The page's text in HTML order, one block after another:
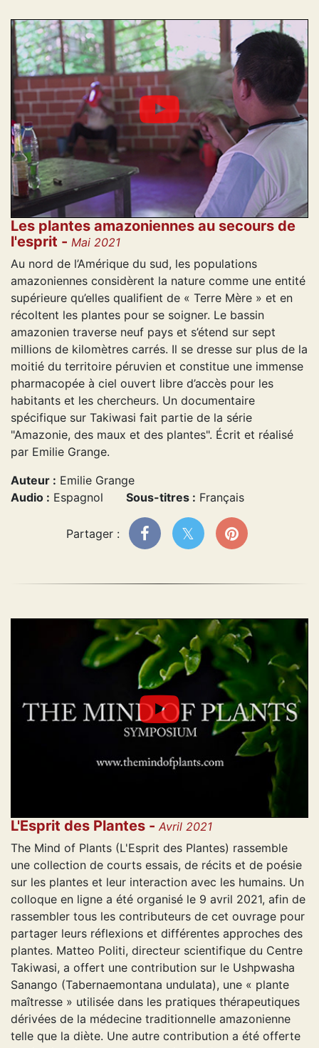
Les plantes amazoniennes au secours de
l'esprit - Mai 2021
Au nord de l’Amérique du sud, les populations
amazoniennes considèrent la nature comme une entité
supérieure qu’elles qualifient de « Terre Mère » et en
récoltent les plantes pour se soigner. Le bassin
amazonien traverse neuf pays et s’étend sur sept
millions de kilomètres carrés. Il se dresse sur plus de la
moitié du territoire péruvien et constitue une immense
pharmacopée à ciel ouvert libre d’accès pour les
habitants et les chercheurs. Un documentaire
spécifique sur Takiwasi fait partie de la série
"Amazonie, des maux et des plantes". Écrit et réalisé
par Emilie Grange.
Auteur : Emilie Grange
Audio : Espagnol Sous-titres : Français
Partager :
L'Esprit des Plantes - Avril 2021
The Mind of Plants (L'Esprit des Plantes) rassemble
une collection de courts essais, de récits et de poésie
sur les plantes et leur interaction avec les humains. Un
colloque en ligne a été organisé le 9 avril 2021, afin de
rassembler tous les contributeurs de cet ouvrage pour
partager leurs réflexions et différentes approches des
plantes. Matteo Politi, directeur scientifique du Centre
Takiwasi, a offert une contribution sur le Ushpwasha
Sanango (Tabernaemontana undulata), une « plante
maîtresse » utilisée dans les pratiques thérapeutiques
dérivées de la médecine traditionnelle amazonienne
telle que la diète. Une autre contribution a été offerte